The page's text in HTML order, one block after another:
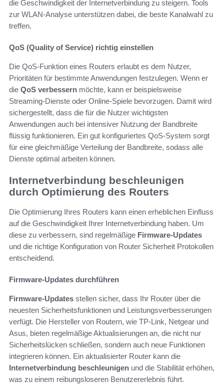
die Geschwindigkeit der Internetverbindung zu steigern. Tools
zur WLAN-Analyse unterstützen dabei, die beste Kanalwahl zu
treffen.
QoS (Quality of Service) richtig einstellen
Die QoS-Funktion eines Routers erlaubt es dem Nutzer,
Prioritäten für bestimmte Anwendungen festzulegen. Wenn er
die QoS verbessern möchte, kann er beispielsweise
Streaming-Dienste oder Online-Spiele bevorzugen. Damit wird
sichergestellt, dass die für die Nutzer wichtigsten
Anwendungen auch bei intensiver Nutzung der Bandbreite
flüssig funktionieren. Ein gut konfiguriertes QoS-System sorgt
für eine gleichmäßige Verteilung der Bandbreite, sodass alle
Dienste optimal arbeiten können.
Internetverbindung beschleunigen
durch Optimierung des Routers
Die Optimierung Ihres Routers kann einen erheblichen Einfluss
auf die Geschwindigkeit Ihrer Internetverbindung haben. Um
diese zu verbessern, sind regelmäßige Firmware-Updates
und die richtige Konfiguration von Router Sicherheit Protokollen
entscheidend.
Firmware-Updates durchführen
Firmware-Updates stellen sicher, dass Ihr Router über die
neuesten Sicherheitsfunktionen und Leistungsverbesserungen
verfügt. Die Hersteller von Routern, wie TP-Link, Netgear und
Asus, bieten regelmäßige Aktualisierungen an, die nicht nur
Sicherheitslücken schließen, sondern auch neue Funktionen
integrieren können. Ein aktualisierter Router kann die
Internetverbindung beschleunigen und die Stabilität erhöhen,
was zu einem reibungsloseren Benutzererlebnis führt.